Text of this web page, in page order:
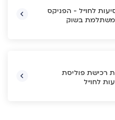
לחו"ל - הפניקס
בשוק
רכישת פוליסת
לחו"ל